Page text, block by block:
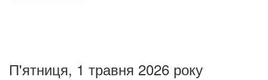
П'ятниця, 1 травня 2026 року